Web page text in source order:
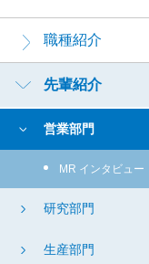
職種紹介
先輩紹介
営業部門
MR インタビュー
研究部門
生産部門